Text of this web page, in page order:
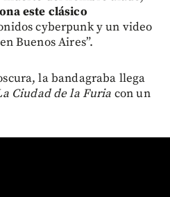
este clásico
cyberpunk y un video
Buenos Aires”.
la bandagraba llega
Ciudad de la Furia con un